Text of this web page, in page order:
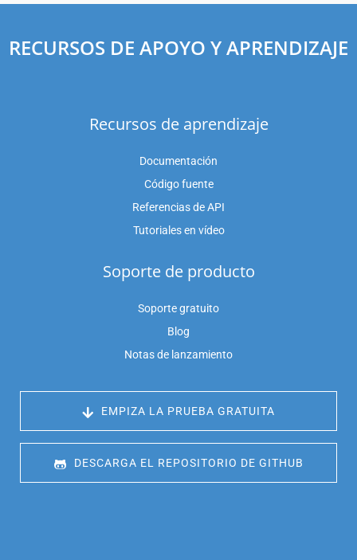
RECURSOS DE APOYO Y APRENDIZAJE
Recursos de aprendizaje
Documentación
Código fuente
Referencias de API
Tutoriales en vídeo
Soporte de producto
Soporte gratuito
Blog
Notas de lanzamiento
EMPIZA LA PRUEBA GRATUITA
DESCARGA EL REPOSITORIO DE GITHUB